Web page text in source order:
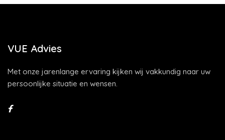
VUE Advies
Met onze jarenlange ervaring kijken wij vakkundig naar uw
persoonlijke situatie en wensen.